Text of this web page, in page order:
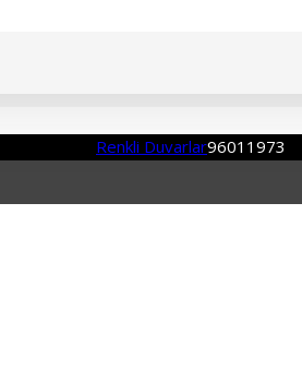
Renkli Duvarlar96011973